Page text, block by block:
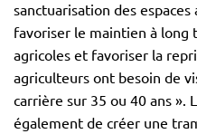
sanctuarisation des
favoriser le maintien à long
agricoles et favoriser la
agriculteurs ont besoin de
carrière sur 35 ou 40 ans ».
également de créer une